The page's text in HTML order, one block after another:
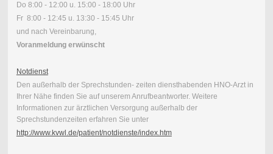
Do 8:00 - 12:00 u. 15:00 - 18:00 Uhr
Fr 8:00 - 12:45 u. 13:30 - 15:45 Uhr
und nach Vereinbarung,
Voranmeldung erwünscht
Notdienst
Den außerhalb der Sprechstunden- zeiten diensthabenden HNO-Arzt in
Ihrer Nähe finden Sie auf unserem Anrufbeantworter. Weitere
Informationen zur ärztlichen Versorgung außerhalb der
Sprechstundenzeiten erfahren Sie unter
http://www.kvwl.de/patient/notdienste/index.htm